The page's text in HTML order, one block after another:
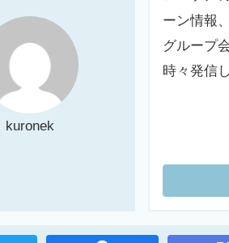
kuronek
ーン情報
グループ
時々発信